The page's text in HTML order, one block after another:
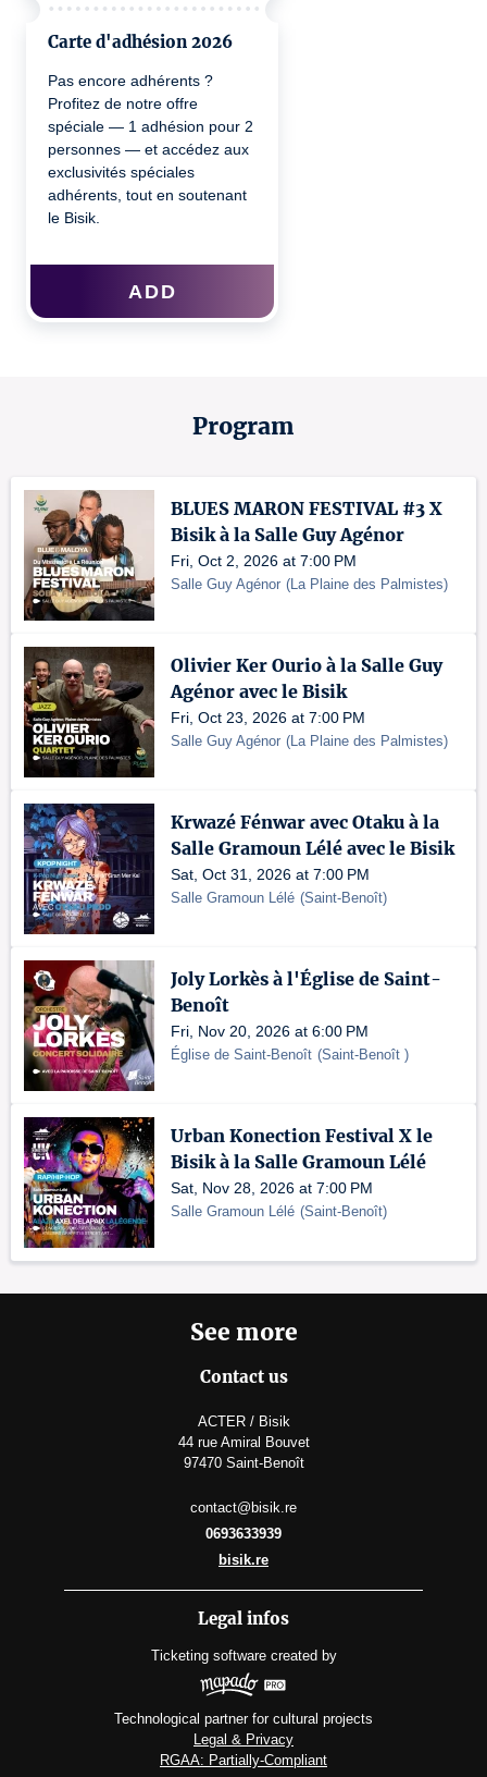
Program
BLUES MARON FESTIVAL #3 X
Bisik à la Salle Guy Agénor
Fri, Oct 2, 2026 at 7:00 PM
Salle Guy Agénor (La Plaine des Palmistes)
Olivier Ker Ourio à la Salle Guy
Agénor avec le Bisik
Fri, Oct 23, 2026 at 7:00 PM
Salle Guy Agénor (La Plaine des Palmistes)
Krwazé Fénwar avec Otaku à la
Salle Gramoun Lélé avec le Bisik
Sat, Oct 31, 2026 at 7:00 PM
Salle Gramoun Lélé (Saint-Benoît)
Joly Lorkès à l'Église de Saint-
Benoît
Fri, Nov 20, 2026 at 6:00 PM
Église de Saint-Benoît (Saint-Benoît )
Urban Konection Festival X le
Bisik à la Salle Gramoun Lélé
Sat, Nov 28, 2026 at 7:00 PM
Salle Gramoun Lélé (Saint-Benoît)
Carte d'adhésion 2026
Pas encore adhérents ?
Profitez de notre offre
spéciale — 1 adhésion pour 2
personnes — et accédez aux
exclusivités spéciales
adhérents, tout en soutenant
le Bisik.
ADD
See more
Contact us
ACTER / Bisik
44 rue Amiral Bouvet
97470 Saint-Benoît
contact@bisik.re
0693633939
bisik.re
Legal infos
Ticketing software created by
Technological partner for cultural projects
Legal & Privacy
RGAA: Partially-Compliant